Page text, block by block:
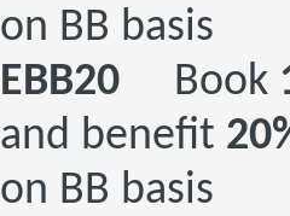
on BB basis
EBB20
Book
and benefit
on BB basis